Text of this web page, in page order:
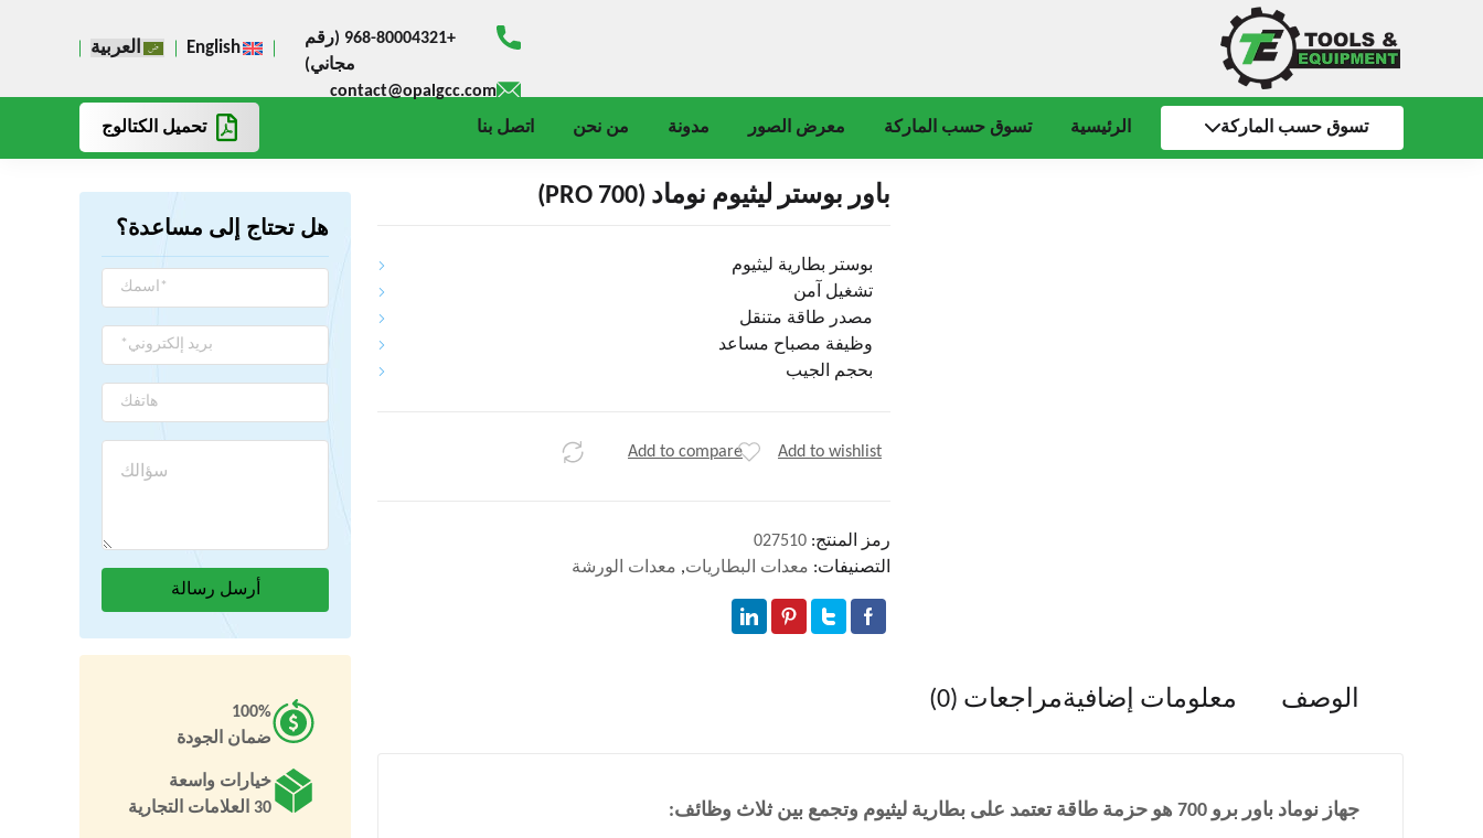
العربية English
+968-80004321 (رقم
مجاني)
contact@opalgcc.com
تحميل الكتالوج تسوق حسب الماركة اتصل بنا من نحن مدونة معرض الصور تسوق حسب الماركة الرئيسية
باور بوستر ليثيوم نوماد (PRO 700)
بوستر بطارية ليثيوم
تشغيل آمن
مصدر طاقة متنقل
وظيفة مصباح مساعد
بحجم الجيب
Add to wishlist
Add to compare
رمز المنتج: 027510
التصنيفات: معدات البطاريات, معدات الورشة
الوصف معلومات إضافيةمراجعات (0)
جهاز نوماد باور برو 700 هو حزمة طاقة تعتمد على بطارية ليثيوم وتجمع بين ثلاث وظائف:
هل تحتاج إلى مساعدة؟
100%
ضمان الجودة
خيارات واسعة
30 العلامات التجارية